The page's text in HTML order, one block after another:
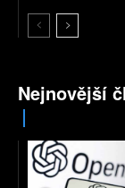
Nejnovější